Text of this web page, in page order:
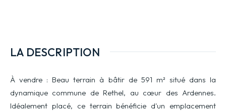
LA DESCRIPTION
À vendre : Beau terrain à bâtir de 591 m² situé dans la
dynamique commune de Rethel, au cœur des Ardennes.
Idéalement placé, ce terrain bénéficie d'un emplacement